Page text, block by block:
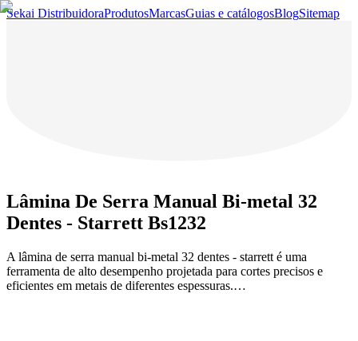
Sekai DistribuidoraProdutosMarcasGuias e catálogosBlogSitemap
Lâmina De Serra Manual Bi-metal 32
Dentes - Starrett Bs1232
A lâmina de serra manual bi-metal 32 dentes - starrett é uma
ferramenta de alto desempenho projetada para cortes precisos e
eficientes em metais de diferentes espessuras.…